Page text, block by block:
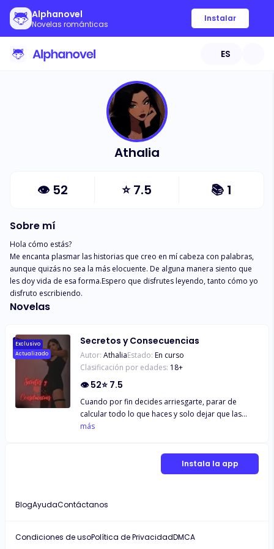
Alphanovel
Novelas románticas
Instalar
ES
Athalia
👁 52 ⭐7.5 📚 1
Sobre mí
Hola cómo estás?
Me encanta plasmar las historias que creo en mí cabeza con palabras,
aunque quizás no sea la más elocuente. De alguna manera siento que
les doy vida de esa forma.Espero que disfrutes leyendo, tanto cómo yo
disfruto escribiendo.
Novelas
Exclusivo
Actualizado
Secretos y Consecuencias
Autor: AthaliaEstado: En curso
Clasificación por edades: 18+
👁52⭐ 7.5
Cuando por fin decides arriesgarte, parar de
calcular todo lo que haces y solo dejar que las
cosas fluyan. Pero todo se vuelve un completo
que hubieras hecho diferente o en lo que no
más
Instala la app
BlogAyudaContáctanos
Condiciones de usoPolítica de PrivacidadDMCA